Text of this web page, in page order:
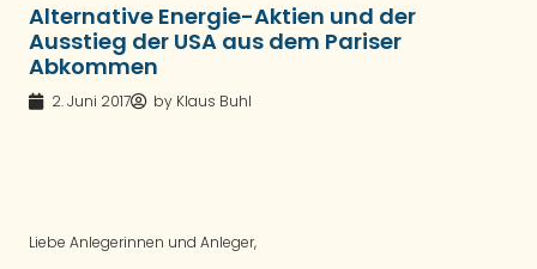
Alternative Energie-Aktien und der
Ausstieg der USA aus dem Pariser
Abkommen
2. Juni 2017 by Klaus Buhl
Liebe Anlegerinnen und Anleger,